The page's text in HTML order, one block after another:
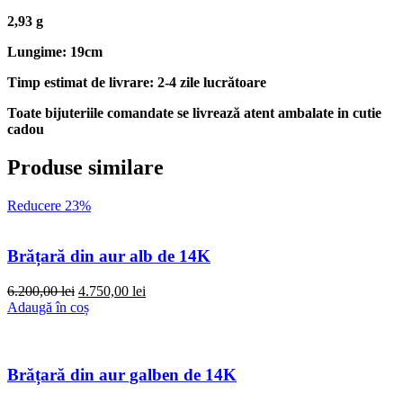
2,93 g
Lungime: 19cm
Timp estimat de livrare: 2-4 zile lucrătoare
Toate bijuteriile comandate se livrează atent ambalate in cutie
cadou
Produse similare
Reducere 23%
Brățară din aur alb de 14K
6.200,00lei Prețul
inițial
4.750,00 lei
Adaugă în coș
Brățară din aur galben de 14K